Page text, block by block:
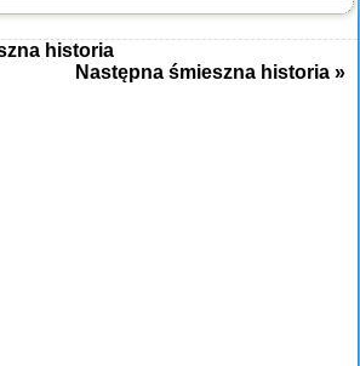
historia
Następna śmieszna historia »